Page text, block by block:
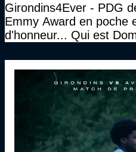
Girondins4Ever - PDG
Emmy Award en poche
d'honneur... Qui est